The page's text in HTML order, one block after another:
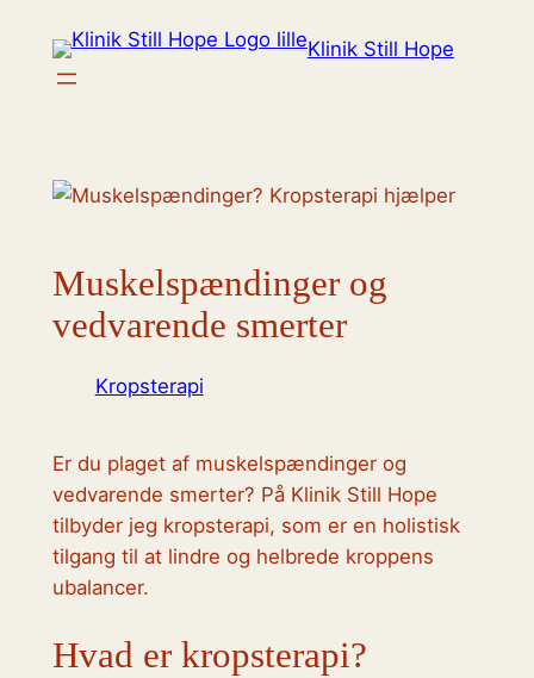
indhold
Klinik Still Hope
Muskelspændinger og
vedvarende smerter
Kropsterapi
Er du plaget af muskelspændinger og
vedvarende smerter? På Klinik Still Hope
tilbyder jeg kropsterapi, som er en holistisk
tilgang til at lindre og helbrede kroppens
ubalancer.
Hvad er kropsterapi?